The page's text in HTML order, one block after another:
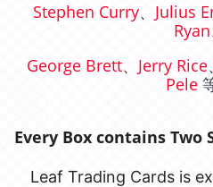
Stephen Curry、 Julius
Ryan
George Brett、 Jerry Rice、
Pele
Every Box contains Two
Leaf Trading Cards is